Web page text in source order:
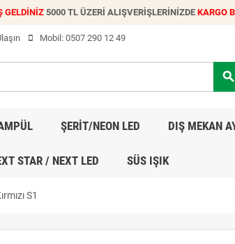
GELDİNİZ 5000 TL ÜZERİ ALIŞVERİŞLERİNİZDE KARGO
Mobil: 0507 290 12 49
search
ŞERİT/NEON LED DIŞ MEKAN
STAR / NEXT LED SÜS IŞIK
S1